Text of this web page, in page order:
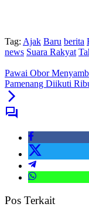
Tag: Ajak Baru berita
news Suara Rakyat
Pawai Obor
Pamenang Diikuti
Pos Terkait